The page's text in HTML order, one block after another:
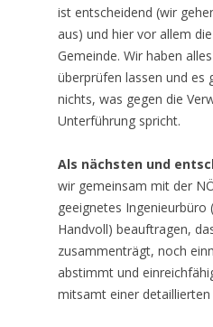
ist entscheidend (wir
aus) und hier vor allem
Gemeinde. Wir haben
überprüfen lassen und es
nichts, was gegen die
Unterführung spricht.
Als nächsten und
wir gemeinsam mit der
geeignetes Ingenieurbüro
Handvoll) beauftragen,
zusammenträgt, noch
abstimmt und
mitsamt einer